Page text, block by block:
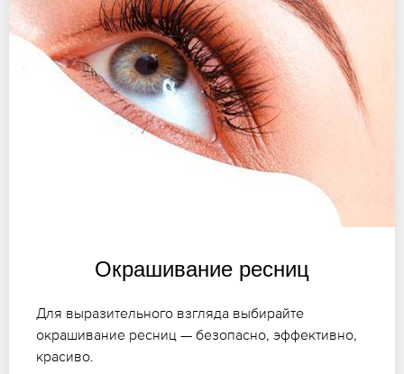
Окрашивание ресниц
Для выразительного взгляда выбирайте
окрашивание ресниц — безопасно, эффективно,
красиво.